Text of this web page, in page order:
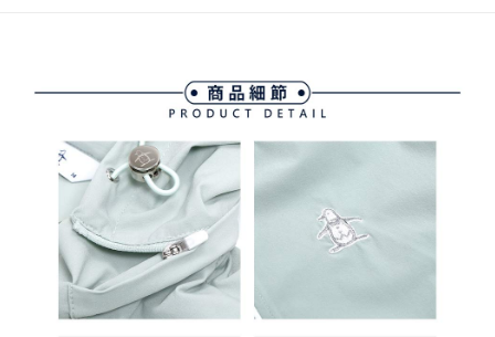
※ 請注意：結帳手續完成當下不需立刻繳費，但若您需要取消訂單，請聯絡
購買商品的店家。未經商家同意取消之訂單仍視為有效，需透過AFTEE先享
※ 交易是否成功請以「AFTEE先享後付 」之結帳頁面顯示為準，若有關於
是否繳費成功／繳費後需取消欲退款等相關疑問，請聯繫「AFTEE先享後付
客戶支援中心」https://netprotections.freshdesk.com/support/home
【注意事項】
１．透過由恩沛科技股份有限公司提供之「AFTEE先享後付」服務完成之交
易，需依本服務之必要範圍內提供個人資料，並將交易相關給付款項請求債
權轉讓予恩沛科技股份有限公司。
２．關於個人資料處理事宜，請瀏覽以下網址：
付款後萊爾富取貨
免運費
7-11取貨付款
免運費
付款後7-11取貨
免運費